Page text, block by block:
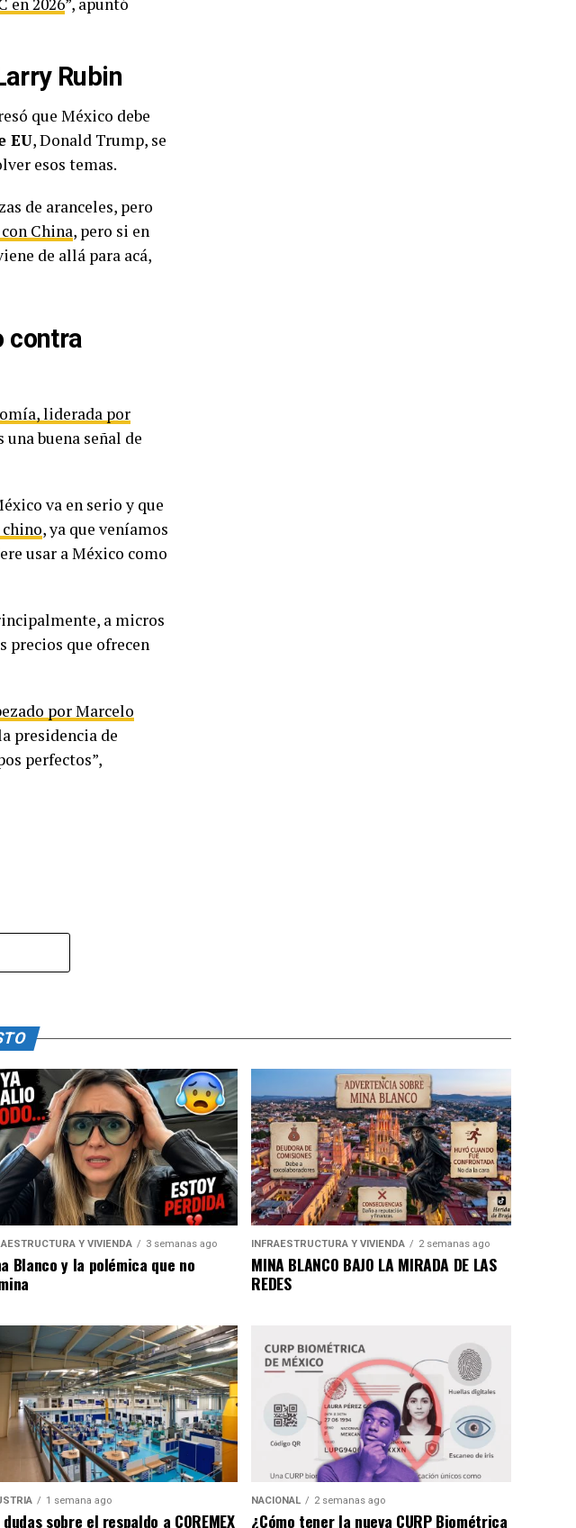
en 2026”, apuntó
Rubin
que México debe
EU, Donald Trump, se
esos temas.
de aranceles, pero
China, pero si en
de allá para acá,
contra
liderada por
buena señal de
va en serio y que
, ya que veníamos
usar a México como
a micros
precios que ofrecen
por Marcelo
presidencia de
perfectos”,
Y VIVIENDA 3 semanas ago
Blanco y la polémica que no
INFRAESTRUCTURA Y VIVIENDA 2 semanas ago
MINA BLANCO BAJO LA MIRADA DE LAS
REDES
1 semana ago
dudas sobre el respaldo a COREMEX
NACIONAL 2 semanas ago
¿Cómo tener la nueva CURP Biométrica